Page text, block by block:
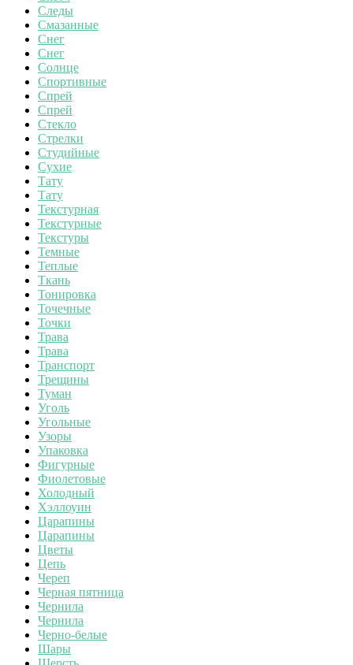
Следы
Смазанные
Снег
Снег
Солнце
Спортивные
Спрей
Спрей
Стекло
Стрелки
Студийные
Сухие
Тату
Тату
Текстурная
Текстурные
Текстуры
Темные
Теплые
Ткань
Тонировка
Точечные
Точки
Трава
Трава
Транспорт
Трещины
Туман
Уголь
Угольные
Узоры
Упаковка
Фигурные
Фиолетовые
Холодный
Хэллоуин
Царапины
Царапины
Цветы
Цепь
Череп
Черная пятница
Чернила
Чернила
Черно-белые
Шары